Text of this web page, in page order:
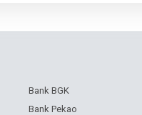
Bank BGK
Bank Pekao